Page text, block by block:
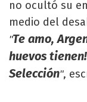
no ocultó su
medio del
"Te amo,
huevos
Selección",